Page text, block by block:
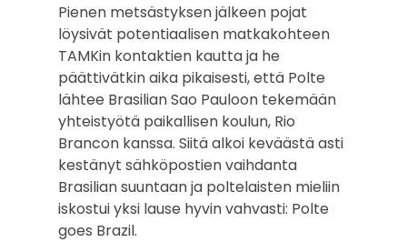
Pienen metsästyksen jälkeen pojat
löysivät potentiaalisen matkakohteen
TAMKin kontaktien kautta ja he
päättivätkin aika pikaisesti, että Polte
lähtee Brasilian Sao Pauloon tekemään
yhteistyötä paikallisen koulun, Rio
Brancon kanssa. Siitä alkoi keväästä asti
kestänyt sähköpostien vaihdanta
Brasilian suuntaan ja poltelaisten mieliin
iskostui yksi lause hyvin vahvasti: Polte
goes Brazil.